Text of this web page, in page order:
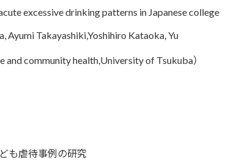
excessive drinking patterns in Japanese college
Ayumi Takayashiki,Yoshihiro Kataoka, Yu
community health,University of Tsukuba）
も虐待事例の研究